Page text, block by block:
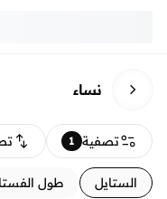
نساء
تصفية 1
الستايل طول